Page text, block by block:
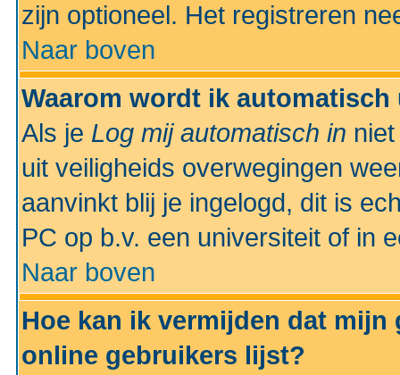
zijn optioneel. Het registreren
Naar boven
Waarom wordt ik
Als je Log mij automatisch in
uit veiligheids overwegingen
aanvinkt blij je ingelogd, dit is
PC op b.v. een universiteit of in
Naar boven
Hoe kan ik vermijden dat
online gebruikers lijst?